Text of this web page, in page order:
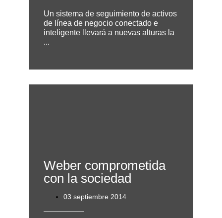
Un sistema de seguimiento de activos
de línea de negocio conectado e
inteligente llevará a nuevas alturas la
...
Weber comprometida
con la sociedad
03 septiembre 2014